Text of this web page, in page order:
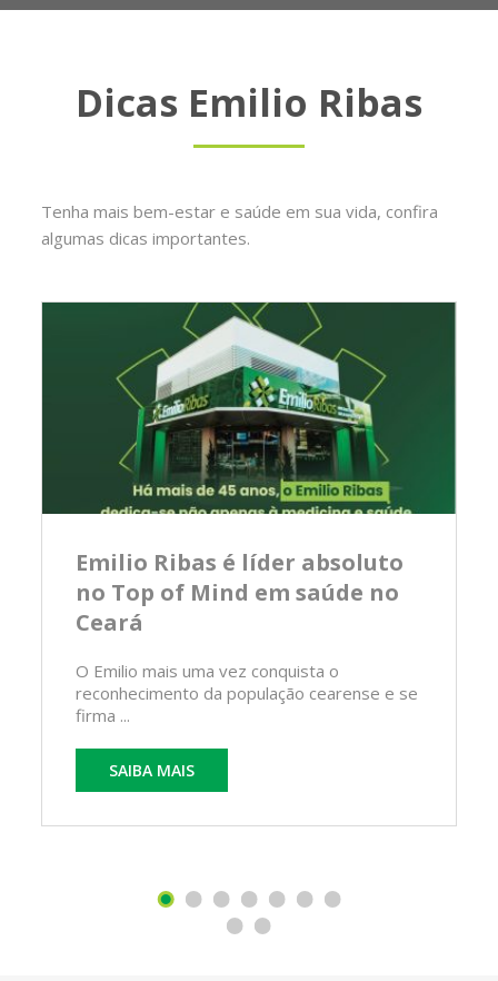
Dicas Emilio Ribas
Tenha mais bem-estar e saúde em sua vida, confira
algumas dicas importantes.
Emilio Ribas é líder absoluto
no Top of Mind em saúde no
Ceará
O Emilio mais uma vez conquista o
reconhecimento da população cearense e se
firma ...
SAIBA MAIS